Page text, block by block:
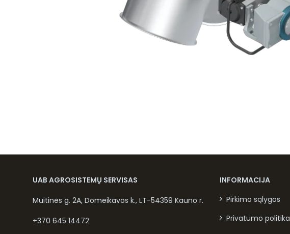
UAB AGROSISTEMŲ SERVISAS
Muitinės g. 2A, Domeikavos k., LT-54359 Kauno r.
+370 645 14472
INFORMACIJA
Pirkimo sąlygos
Privatumo politika